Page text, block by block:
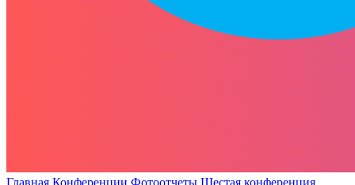
Главная Конференции Фотоотчеты Шестая конференция